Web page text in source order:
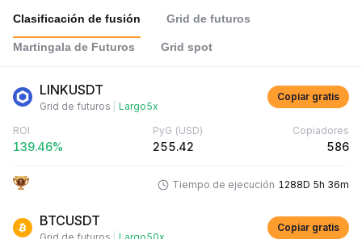
Clasificación de fusión Grid de futuros
Martingala de Futuros Grid spot
LINKUSDT
Grid de futuros Largo5x
Copiar gratis
ROI
139.46%
PyG (USD)
255.42
Copiadores
586
Tiempo de ejecución 1288D 5h 36m
BTCUSDT Copiar gratis